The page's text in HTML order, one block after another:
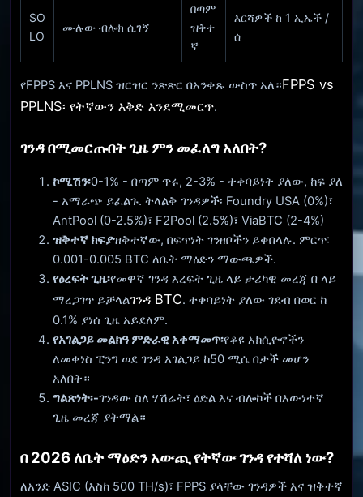
SO
LO
ሙሉው ብሎክ ሲገኝ
በጣም
ዝቅተ
ኛ
እርሻዎች ከ 1 ኢኤች /
ሰ
የFPPS እና PPLNS ዝርዝር ንጽጽር በአንቀጹ ውስጥ አለ።FPPS vs
PPLNS፡ የትኛውን እቅድ እንደሚመርጥ.
ገንዳ በሚመርጡበት ጊዜ ምን መፈለግ አለበት?
ኮሚሽን፡0-1% - በጣም ጥሩ, 2-3% - ተቀባይነት ያለው, ከፍ ያለ
- አማራጭ ይፈልጉ. ትላልቅ ገንዳዎች፡ Foundry USA (0%)፣
AntPool (0-2.5%)፣ F2Pool (2.5%)፣ ViaBTC (2-4%)
ዝቅተኛ ክፍያዝቅተኛው, በፍጥነት ገንዘቦችን ይቀበላሉ. ምርጥ:
0.001-0.005 BTC ለቤት ማዕድን ማውጫዎች.
የዕረፍት ጊዜ፡የመዋኛ ገንዳ እረፍት ጊዜ ላይ ታሪካዊ መረጃ በ ላይ
ማረጋገጥ ይቻላልገንዳ BTC. ተቀባይነት ያለው ገደብ በወር ከ
0.1% ያነሰ ጊዜ አይደለም.
የአገልጋይ መልክዓ ምድራዊ አቀማመጥ፡የቆዩ አክሲዮኖችን
ለመቀነስ ፒንግ ወደ ገንዳ አገልጋይ ከ50 ሚሴ በታች መሆን
አለበት።
ግልጽነት፡-ገንዳው ስለ ሃሽሬት፣ ዕድል እና ብሎኮች በእውነተኛ
ጊዜ መረጃ ያትማል።
በ 2026 ለቤት ማዕድን አውጪ የትኛው ገንዳ የተሻለ ነው?
ለአንድ ASIC (እስከ 500 TH/s)፣ FPPS ያላቸው ገንዳዎች እና ዝቅተኛ